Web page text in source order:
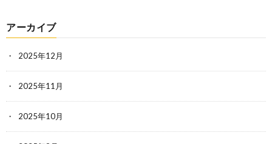
アーカイブ
2025年12月
2025年11月
2025年10月